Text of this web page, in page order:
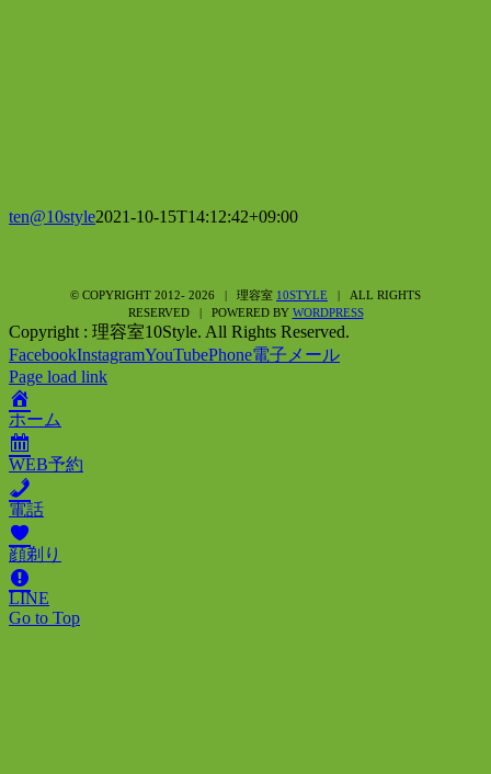
ten@10style2021-10-15T14:12:42+09:00
© COPYRIGHT 2012- 2026 | 理容室 10STYLE | ALL RIGHTS
RESERVED | POWERED BY WORDPRESS
Copyright : 理容室10Style. All Rights Reserved.
FacebookInstagramYouTubePhone電子メール
Page load link
ホーム
WEB予約
電話
顔剃り
LINE
Go to Top